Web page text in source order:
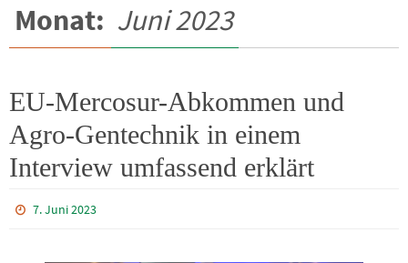
Monat: Juni 2023
EU-Mercosur-Abkommen und
Agro-Gentechnik in einem
Interview umfassend erklärt
7. Juni 2023